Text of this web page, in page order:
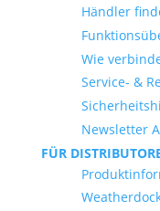
Händler
Wie
Service- &
Newsletter
FÜR